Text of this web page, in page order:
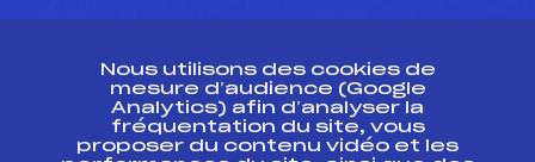
Ressources
Nous utilisons des cookies de
mesure d’audience (Google
Analytics) afin d’analyser la
fréquentation du site, vous
proposer du contenu vidéo et les